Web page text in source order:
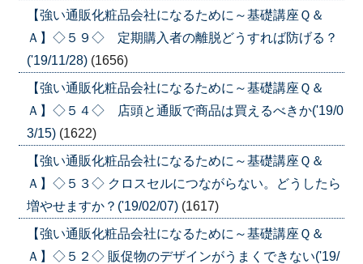
【強い通販化粧品会社になるために～基礎講座Ｑ＆
Ａ】◇５９◇ 定期購入者の離脱どうすれば防げる？
('19/11/28) (1656)
【強い通販化粧品会社になるために～基礎講座Ｑ＆
Ａ】◇５４◇ 店頭と通販で商品は買えるべきか('19/0
3/15) (1622)
【強い通販化粧品会社になるために～基礎講座Ｑ＆
Ａ】◇５３◇ クロスセルにつながらない。どうしたら
増やせますか？('19/02/07) (1617)
【強い通販化粧品会社になるために～基礎講座Ｑ＆
Ａ】◇５２◇ 販促物のデザインがうまくできない('19/